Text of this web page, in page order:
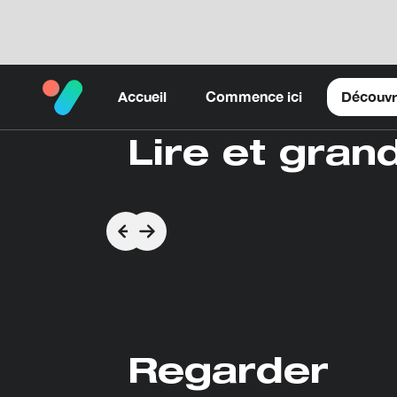
Accueil Commence ici
Lire et
Regarder